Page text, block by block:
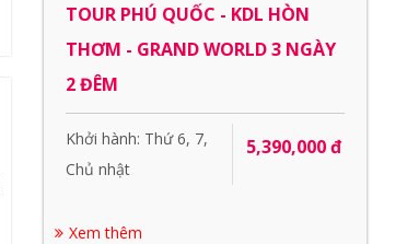
TOUR PHÚ QUỐC - KDL HÒN
THƠM - GRAND WORLD 3 NGÀY
2 ĐÊM
Khởi hành: Thứ 6, 7,
Chủ nhật
5,390,000 đ
Xem thêm